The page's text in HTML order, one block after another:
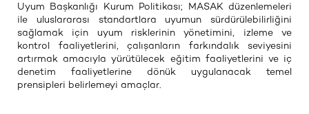
Uyum Başkanlığı Kurum Politikası; MASAK düzenlemeleri
ile uluslararası standartlara uyumun sürdürülebilirliğini
sağlamak için uyum risklerinin yönetimini, izleme ve
kontrol faaliyetlerini, çalışanların farkındalık seviyesini
artırmak amacıyla yürütülecek eğitim faaliyetlerini ve iç
denetim faaliyetlerine dönük uygulanacak temel
prensipleri belirlemeyi amaçlar.